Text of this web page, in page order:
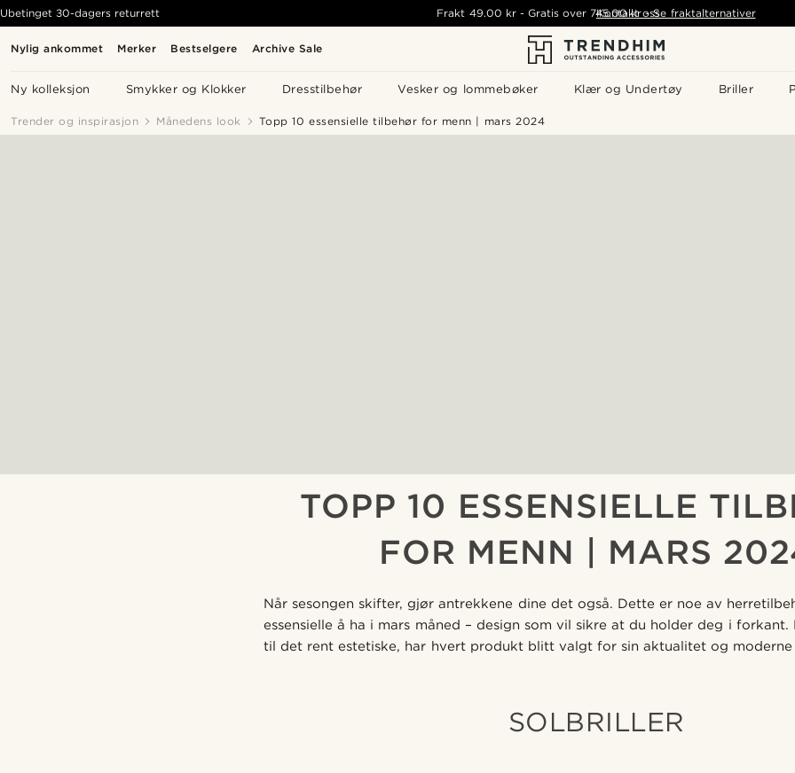
Nylig ankommet Merker Bestselgere Archive Sale
Ny kolleksjon Smykker og Klokker Dresstilbehør Vesker og lommebøker Klær og Undertøy Briller
Ubetinget 30-dagers returrett Frakt 49.00 kr- Gratis over 745.00 kr - Se fraktalternativer
Kontakt oss
Trender og inspirasjon Månedens look Topp 10 essensielle tilbehør for menn | mars 2024
TOPP 10 ESSENSIELLE
FOR MENN | MARS
Når sesongen skifter, gjør antrekkene dine det også. Dette er noe av
essensielle å ha i mars måned – design som vil sikre at du holder deg i forkant.
til det rent estetiske, har hvert produkt blitt valgt for sin aktualitet og moderne
SOLBRILLER